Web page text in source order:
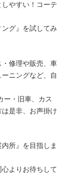
やすい！コーテ
グ』を試してみ
修理や販売、車
ニングなど、自
ー・旧車、カス
是非、お声掛け
所』を目指しま
よりお待ちして